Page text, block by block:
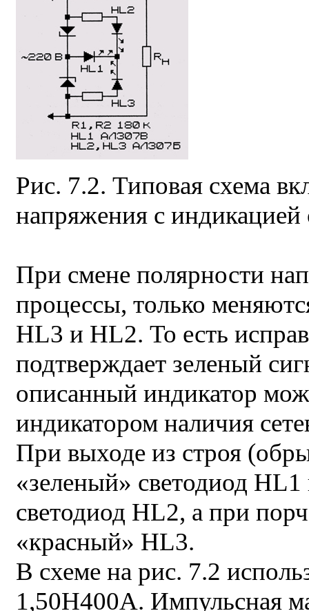
Рис. 7.2. Типовая схема
напряжения с индикацией
При смене полярности
процессы, только
HL3 и HL2. То есть
подтверждает зеленый
описанный индикатор
индикатором наличия
При выходе из строя
«зеленый» светодиод
светодиод HL2, а при
«красный» HL3.
В схеме на рис. 7.2
1,50Н400А. Импульсная